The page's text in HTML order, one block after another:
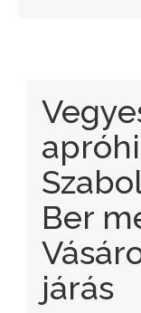
Ber
járás